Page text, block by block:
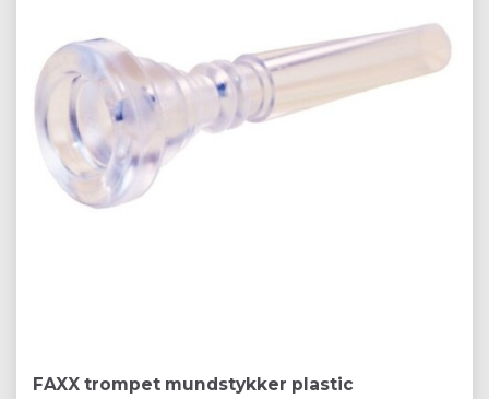
FAXX trompet mundstykker plastic